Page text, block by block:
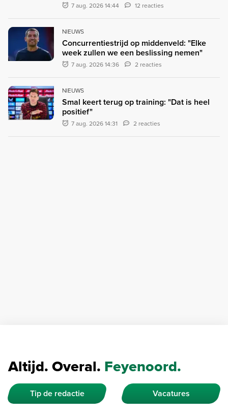
7 aug. 2026 14:44 12 reacties
NIEUWS
Concurrentiestrijd op middenveld: "Elke
week zullen we een beslissing nemen"
7 aug. 2026 14:36 2 reacties
NIEUWS
Smal keert terug op training: "Dat is heel
positief"
7 aug. 2026 14:31 2 reacties
Altijd. Overal. Feyenoord.
Tip de redactie Vacatures